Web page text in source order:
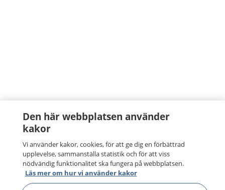
Den här webbplatsen använder
kakor
Vi använder kakor, cookies, för att ge dig en förbättrad
upplevelse, sammanställa statistik och för att viss
nödvändig funktionalitet ska fungera på webbplatsen.
Läs mer om hur vi använder kakor